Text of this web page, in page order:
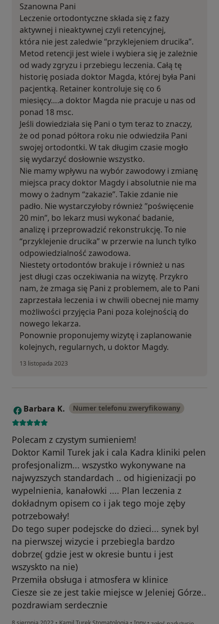
Szanowna Pani
Leczenie ortodontyczne składa się z fazy
aktywnej i nieaktywnej czyli retencyjnej,
która nie jest zaledwie “przyklejeniem drucika”.
Metod retencji jest wiele i wybiera się je zależnie
od wady zgryzu i przebiegu leczenia. Całą tę
historię posiada doktor Magda, której była Pani
pacjentką. Retainer kontroluje się co 6
miesięcy….a doktor Magda nie pracuje u nas od
ponad 18 msc.
Jeśli dowiedziała się Pani o tym teraz to znaczy,
że od ponad półtora roku nie odwiedziła Pani
swojej ortodontki. W tak długim czasie mogło
się wydarzyć dosłownie wszystko.
Nie mamy wpływu na wybór zawodowy i zmianę
miejsca pracy doktor Magdy i absolutnie nie ma
mowy o żadnym “zakazie”. Takie zdanie nie
padło. Nie wystarczyłoby również ”poświęcenie
20 min”, bo lekarz musi wykonać badanie,
analizę i przeprowadzić rekonstrukcję. To nie
“przyklejenie drucika” w przerwie na lunch tylko
odpowiedzialność zawodowa.
Niestety ortodontów brakuje i również u nas
jest długi czas oczekiwania na wizytę. Przykro
nam, że zmaga się Pani z problemem, ale to Pani
zaprzestała leczenia i w chwili obecnej nie mamy
możliwości przyjęcia Pani poza kolejnością do
nowego lekarza.
Ponownie proponujemy wizytę i zaplanowanie
kolejnych, regularnych, u doktor Magdy.
13 listopada 2023
B Barbara K. Numer telefonu zweryfikowany
Polecam z czystym sumieniem!
Doktor Kamil Turek jak i cala Kadra kliniki pelen
profesjonalizm... wszystko wykonywane na
najwyzszych standardach .. od higienizacji po
wypelnienia, kanałowki .... Plan leczenia z
dokładnym opisem co i jak tego moje zęby
potrzebowały!
Do tego super podejscke do dzieci... synek byl
na pierwszej wizycie i przebiegla bardzo
dobrze( gdzie jest w okresie buntu i jest
wszyskto na nie)
Przemiła obsługa i atmosfera w klinice
Ciesze sie ze jest takie miejsce w Jeleniej Górze..
pozdrawiam serdecznie
w opinii użytkownika